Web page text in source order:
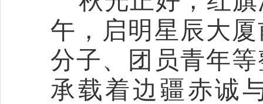
午，启明星辰大
分子、团员青年
承载着边疆赤诚